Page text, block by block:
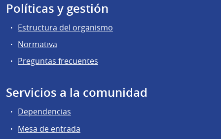
Políticas y gestión
Estructura del organismo
Normativa
Preguntas frecuentes
Servicios a la comunidad
Dependencias
Mesa de entrada